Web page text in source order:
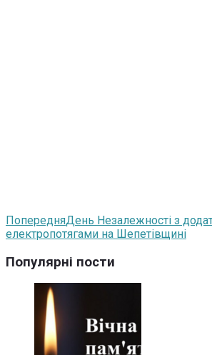
ПопередняДень Незалежності з
електропотягами на Шепетівщині
Популярні пости